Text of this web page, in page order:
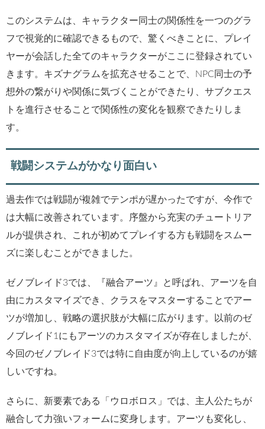
このシステムは、キャラクター同士の関係性を一つのグラ
フで視覚的に確認できるもので、驚くべきことに、プレイ
ヤーが会話した全てのキャラクターがここに登録されてい
きます。キズナグラムを拡充させることで、NPC同士の予
想外の繋がりや関係に気づくことができたり、サブクエス
トを進行させることで関係性の変化を観察できたりしま
す。
戦闘システムがかなり面白い
過去作では戦闘が複雑でテンポが遅かったですが、今作で
は大幅に改善されています。序盤から充実のチュートリア
ルが提供され、これが初めてプレイする方も戦闘をスムー
ズに楽しむことができました。
ゼノブレイド3では、『融合アーツ』と呼ばれ、アーツを自
由にカスタマイズでき、クラスをマスターすることでアー
ツが増加し、戦略の選択肢が大幅に広がります。以前のゼ
ノブレイド1にもアーツのカスタマイズが存在しましたが、
今回のゼノブレイド3では特に自由度が向上しているのが嬉
しいですね。
さらに、新要素である「ウロボロス」では、主人公たちが
融合して力強いフォームに変身します。アーツも変化し、